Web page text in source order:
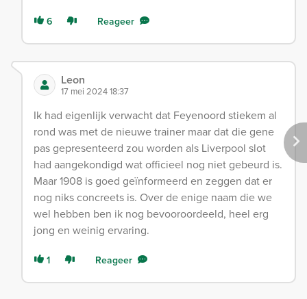
6 Reageer
Leon
17 mei 2024 18:37
Ik had eigenlijk verwacht dat Feyenoord stiekem al
rond was met de nieuwe trainer maar dat die gene
pas gepresenteerd zou worden als Liverpool slot
had aangekondigd wat officieel nog niet gebeurd is.
Maar 1908 is goed geïnformeerd en zeggen dat er
nog niks concreets is. Over de enige naam die we
wel hebben ben ik nog bevooroordeeld, heel erg
jong en weinig ervaring.
1 Reageer